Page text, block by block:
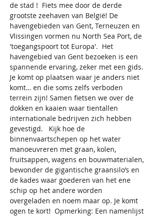
de stad !  Fiets mee door de derde
grootste zeehaven van België! De
havengebieden van Gent, Terneuzen en
Vlissingen vormen nu North Sea Port, de
'toegangspoort tot Europa'.  Het
havengebied van Gent bezoeken is een
spannende ervaring, zeker met een gids.
Je komt op plaatsen waar je anders niet
komt… en die soms zelfs verboden
terrein zijn! Samen fietsen we over de
dokken en kaaien waar tientallen
internationale bedrijven zich hebben
gevestigd.   Kijk hoe de
binnenvaartschepen op het water
manoeuvreren met graan, kolen,
fruitsappen, wagens en bouwmaterialen,
bewonder de gigantische graansilo’s en
de kades waar goederen van het ene
schip op het andere worden
overgeladen en noem maar op. Je komt
ogen te kort!  Opmerking: Een namenlijst